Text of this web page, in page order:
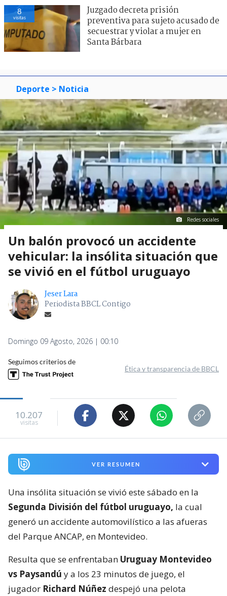
8
visitas
Juzgado decreta prisión
preventiva para sujeto acusado de
secuestrar y violar a mujer en
Santa Bárbara
Deporte > Noticia
Redes sociales
Un balón provocó un accidente
vehicular: la insólita situación que
se vivió en el fútbol uruguayo
Jeser Lara
Periodista BBCL Contigo
Domingo 09 Agosto, 2026 | 00:10
Seguimos criterios de
Ética y transparencia de BBCL
10.207
visitas
VER RESUMEN
Una insólita situación se vivió este sábado en la
Segunda División del fútbol uruguayo, la cual
generó un accidente automovilístico a las afueras
del Parque ANCAP, en Montevideo.
Resulta que se enfrentaban Uruguay Montevideo
vs Paysandú y a los 23 minutos de juego, el
jugador Richard Núñez despejó una pelota